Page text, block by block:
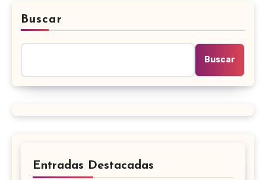
Buscar
Buscar
Entradas Destacadas